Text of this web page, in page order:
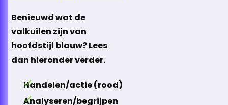
Benieuwd wat de
valkuilen zijn van
hoofdstijl blauw? Lees
dan hieronder verder.
Handelen/actie (rood)
Analyseren/begrijpen